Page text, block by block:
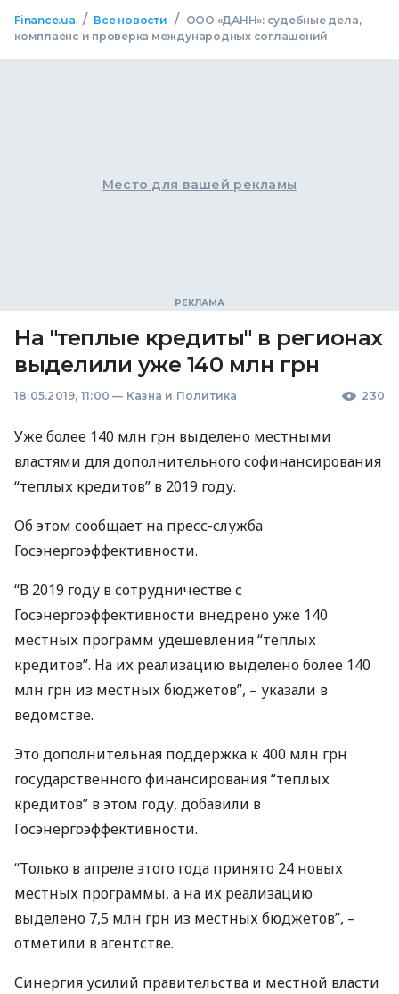
Finance.ua / Все новости /
ООО «ДАНН»: судебные дела,
комплаенс и проверка международных соглашений
Место для вашей рекламы
На "теплые кредиты" в регионах
выделили уже 140 млн грн
18.05.2019, 11:00 — Казна и Политика 230
Уже более 140 млн грн выделено местными
властями для дополнительного софинансирования
“теплых кредитов” в 2019 году.
Об этом сообщает на пресс-служба
Госэнергоэффективности.
“В 2019 году в сотрудничестве с
Госэнергоэффективности внедрено уже 140
местных программ удешевления “теплых
кредитов”. На их реализацию выделено более 140
млн грн из местных бюджетов”, – указали в
ведомстве.
Это дополнительная поддержка к 400 млн грн
государственного финансирования “теплых
кредитов” в этом году, добавили в
Госэнергоэффективности.
“Только в апреле этого года принято 24 новых
местных программы, а на их реализацию
выделено 7,5 млн грн из местных бюджетов”, –
отметили в агентстве.
Синергия усилий правительства и местной власти